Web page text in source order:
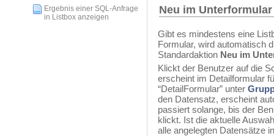
Ergebnis einer SQL-Anfrage
in Listbox anzeigen
Neu im Unterformular
Gibt es mindestens eine
Formular, wird automatisch
Standardaktion Neu im
Klickt der Benutzer auf die
erscheint im Detailformular
“DetailFormular” unter
den Datensatz, erscheint
passiert solange, bis der
klickt. Ist die aktuelle
alle angelegten Datensätze